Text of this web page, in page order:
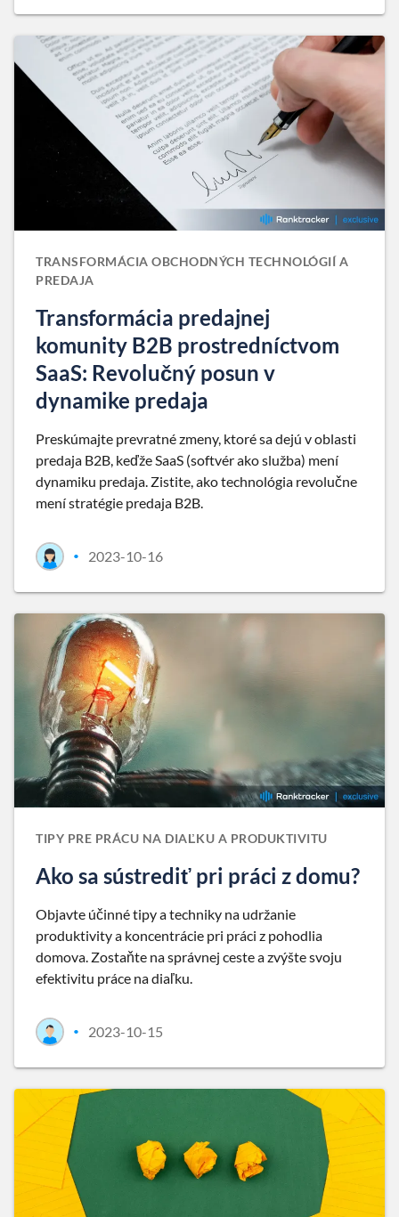
TRANSFORMÁCIA OBCHODNÝCH TECHNOLÓGIÍ A
PREDAJA
Transformácia predajnej
komunity B2B prostredníctvom
SaaS: Revolučný posun v
dynamike predaja
Preskúmajte prevratné zmeny, ktoré sa dejú v oblasti
predaja B2B, keďže SaaS (softvér ako služba) mení
dynamiku predaja. Zistite, ako technológia revolučne
mení stratégie predaja B2B.
• 2023-10-16
TIPY PRE PRÁCU NA DIAĽKU A PRODUKTIVITU
Ako sa sústrediť pri práci z domu?
Objavte účinné tipy a techniky na udržanie
produktivity a koncentrácie pri práci z pohodlia
domova. Zostaňte na správnej ceste a zvýšte svoju
efektivitu práce na diaľku.
• 2023-10-15